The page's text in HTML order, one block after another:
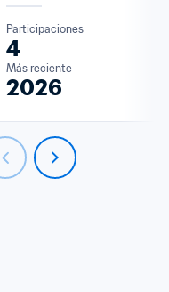
Participaciones
4
Más reciente
2026